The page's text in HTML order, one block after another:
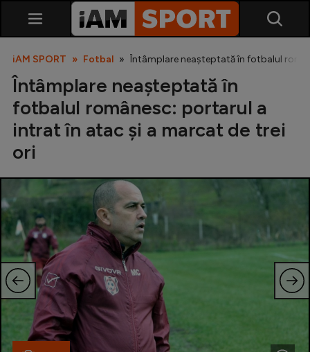
SuperLiga
Liga 2
Cupa României
Echipa Națională
U21
Fotbal feminin
Special
iAM SPORT Fotbal Întâmplare neașteptată în fotbalul
Întâmplare neașteptată în
fotbalul românesc: portarul a
intrat în atac și a marcat de trei
ori